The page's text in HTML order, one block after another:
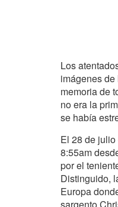
Los
imágenes
memoria de
no era la
se había
El 28 de
8:55am
por el
Distinguido,
Europa